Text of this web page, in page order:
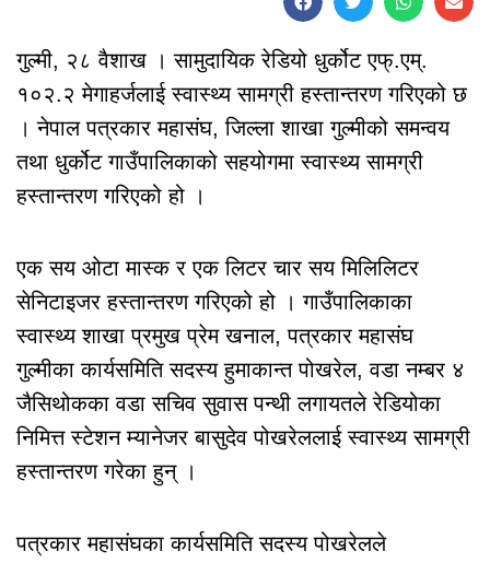
गुल्मी, २८ वैशाख । सामुदायिक रेडियो धुर्कोट एफ्.एम्.
१०२.२ मेगाहर्जलाई स्वास्थ्य सामग्री हस्तान्तरण गरिएको छ
। नेपाल पत्रकार महासंघ, जिल्ला शाखा गुल्मीको समन्वय
तथा धुर्कोट गाउँपालिकाको सहयोगमा स्वास्थ्य सामग्री
हस्तान्तरण गरिएको हो ।
एक सय ओटा मास्क र एक लिटर चार सय मिलिलिटर
सेनिटाइजर हस्तान्तरण गरिएको हो । गाउँपालिकाका
स्वास्थ्य शाखा प्रमुख प्रेम खनाल, पत्रकार महासंघ
गुल्मीका कार्यसमिति सदस्य हुमाकान्त पोखरेल, वडा नम्बर ४
जैसिथोकका वडा सचिव सुवास पन्थी लगायतले रेडियोका
निमित्त स्टेशन म्यानेजर बासुदेव पोखरेललाई स्वास्थ्य सामग्री
हस्तान्तरण गरेका हुन् ।
पत्रकार महासंघका कार्यसमिति सदस्य पोखरेलले